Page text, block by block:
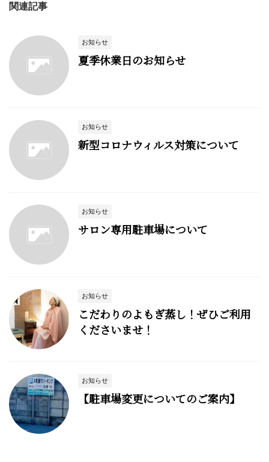
関連記事
お知らせ
夏季休業日のお知らせ
お知らせ
新型コロナウィルス対策について
お知らせ
サロン専用駐車場について
お知らせ
こだわりのよもぎ蒸し！ぜひご利用
くださいませ！
お知らせ
【駐車場変更についてのご案内】